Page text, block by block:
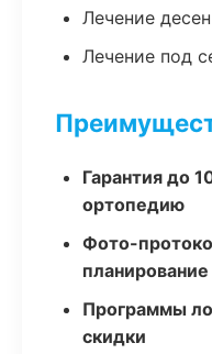
Лечение
Лечение под
Гарантия до
ортопедию
Фото-
планирование
Программы
скидки